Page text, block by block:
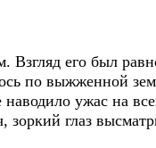
его был
по выжженной
ужас на
глаз